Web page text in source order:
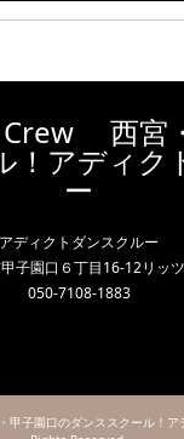
西宮
！アディク
ー
アディクトダンスクルー
子園口６丁目16-12リッ
050-7108-1883
子園口のダンススクール！ア